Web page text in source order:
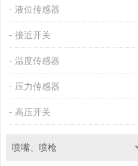
液位传感器
接近开关
温度传感器
压力传感器
高压开关
喷嘴、喷枪